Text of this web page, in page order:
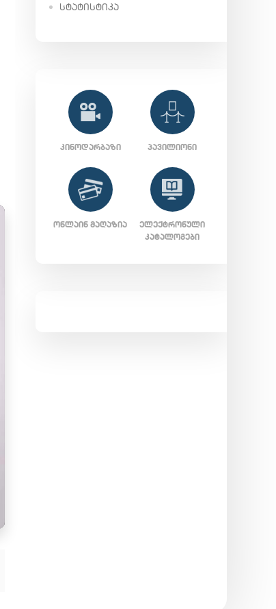
ᲡᲢᲐᲢᲘᲡᲢᲘᲙᲐ
ᲙᲘᲜᲝᲓᲐᲠᲑᲐᲖᲘ ᲞᲐᲕᲘᲚᲘᲝᲜᲘ
ᲝᲜᲚᲐᲘᲜ ᲛᲐᲦᲐᲖᲘᲐ
ᲔᲚᲔᲥᲢᲠᲝᲜᲣᲚᲘ
ᲙᲐᲢᲐᲚᲝᲒᲔᲑᲘ